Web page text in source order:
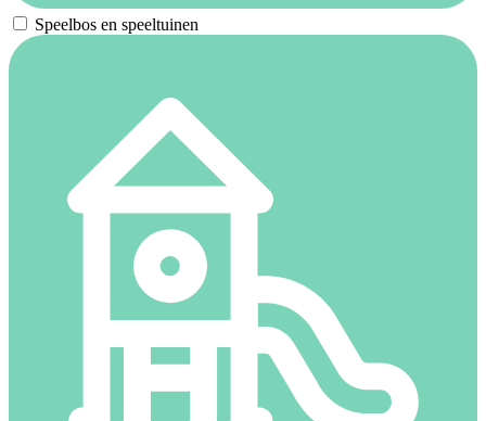
Speelbos en speeltuinen